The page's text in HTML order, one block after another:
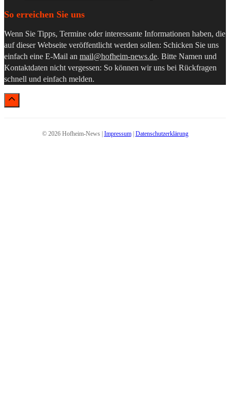
So erreichen Sie uns
Wenn Sie Tipps, Termine oder interessante Informationen haben, die
auf dieser Webseite veröffentlicht werden sollen: Schicken Sie uns
einfach eine E-Mail an mail@hofheim-news.de. Bitte Namen und
Kontaktdaten nicht vergessen: So können wir uns bei Rückfragen
schnell und einfach melden.
© 2026 Hofheim-News | Impressum| Datenschutzerklärung